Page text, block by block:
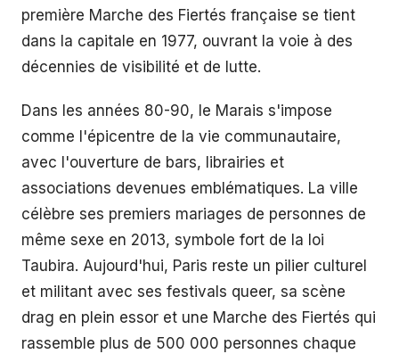
première Marche des Fiertés française se tient
dans la capitale en 1977, ouvrant la voie à des
décennies de visibilité et de lutte.
Dans les années 80-90, le Marais s'impose
comme l'épicentre de la vie communautaire,
avec l'ouverture de bars, librairies et
associations devenues emblématiques. La ville
célèbre ses premiers mariages de personnes de
même sexe en 2013, symbole fort de la loi
Taubira. Aujourd'hui, Paris reste un pilier culturel
et militant avec ses festivals queer, sa scène
drag en plein essor et une Marche des Fiertés qui
rassemble plus de 500 000 personnes chaque